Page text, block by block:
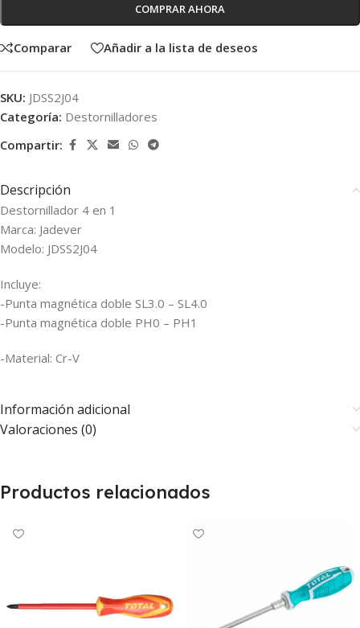
COMPRAR AHORA
Comparar Añadir a la lista de deseos
SKU: JDSS2J04
Categoría: Destornilladores
Compartir:
Descripción
Destornillador 4 en 1
Marca: Jadever
Modelo: JDSS2J04
Incluye:
-Punta magnética doble SL3.0 – SL4.0
-Punta magnética doble PH0 – PH1
-Material: Cr-V
Información adicional
Valoraciones (0)
Productos relacionados